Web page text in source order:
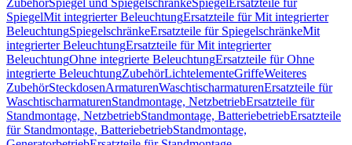
ZubehörSpiegel und SpiegelschränkeSpiegel Ersatzteile für
SpiegelMit integrierter BeleuchtungErsatzteile für Mit integrierter
BeleuchtungSpiegelschränkeErsatzteile für SpiegelschränkeMit
integrierter BeleuchtungErsatzteile für Mit integrierter
BeleuchtungOhne integrierte BeleuchtungErsatzteile für Ohne
integrierte BeleuchtungZubehörLichtelementeGriffeWeiteres
ZubehörSteckdosenArmaturenWaschtischarmaturenErsatzteile für
WaschtischarmaturenStandmontage, NetzbetriebErsatzteile für
Standmontage, NetzbetriebStandmontage, BatteriebetriebErsatzteile
für Standmontage, BatteriebetriebStandmontage,